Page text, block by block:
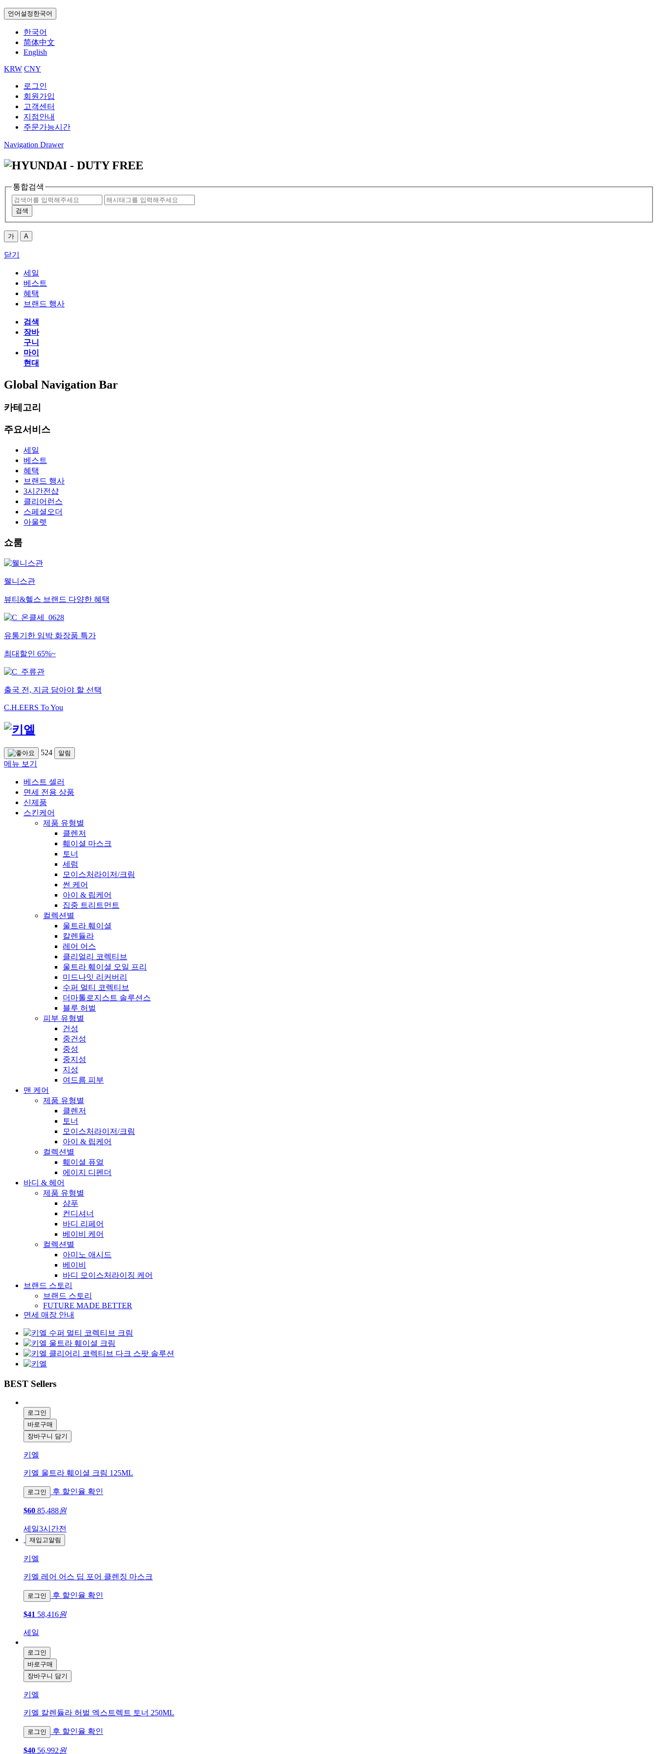
언어설정 한국어
한국어
简体中文
English
KRW CNY
로그인
회원가입
고객센터
지점안내
주문가능시간
Navigation Drawer
통합검색
검색
가 A
닫기
세일
베스트
혜택
브랜드 행사
검색
장바
구니
마이
현대
Global Navigation Bar
카테고리
주요서비스
세일
베스트
혜택
브랜드 행사
3시간전샵
클리어런스
스페셜오더
아울렛
쇼룸
웰니스관
뷰티&헬스 브랜드 다양한 혜택
유통기한 임박 화장품 특가
최대할인 65%~
출국 전, 지금 담아야 할 선택
C.H.EERS To You
524 알림
메뉴 보기
베스트 셀러
면세 전용 상품
신제품
스킨케어
제품 유형별
클렌저
훼이셜 마스크
토너
세럼
모이스처라이저/크림
썬 케어
아이 & 립케어
집중 트리트먼트
컬렉션별
울트라 훼이셜
칼렌듈라
레어 어스
클리얼리 코렉티브
울트라 훼이셜 오일 프리
미드나잇 리커버리
수퍼 멀티 코렉티브
더마톨로지스트 솔루션스
블루 허벌
피부 유형별
건성
중건성
중성
중지성
지성
여드름 피부
맨 케어
제품 유형별
클렌저
토너
모이스처라이저/크림
아이 & 립케어
컬렉션별
훼이셜 퓨얼
에이지 디펜더
바디 & 헤어
제품 유형별
샴푸
컨디셔너
바디 리페어
베이비 케어
컬렉션별
아미노 애시드
베이비
바디 모이스처라이징 케어
브랜드 스토리
브랜드 스토리
FUTURE MADE BETTER
면세 매장 안내
BEST Sellers
로그인
바로구매
장바구니 담기
키엘
키엘 울트라 훼이셜 크림 125ML
로그인 후 할인율 확인
$60 85,488원
세일3시간전
재입고알림
키엘
키엘 레어 어스 딥 포어 클렌징 마스크
로그인 후 할인율 확인
$41 58,416원
세일
로그인
바로구매
장바구니 담기
키엘
키엘 칼렌듈라 허벌 엑스트렉트 토너 250ML
로그인 후 할인율 확인
$40 56,992원